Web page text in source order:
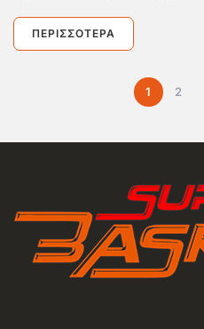
ΠΕΡΙΣΣΌΤΕΡΑ
1 2